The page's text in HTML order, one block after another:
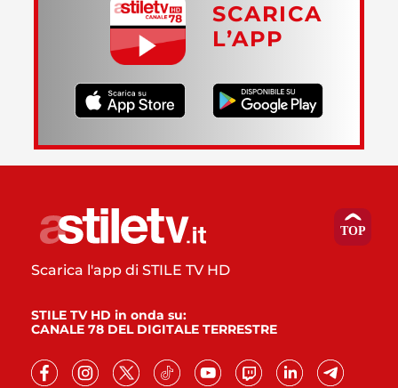
SCARICA
L’APP
Scarica l'app di STILE TV HD
STILE TV HD in onda su:
CANALE 78 DEL DIGITALE TERRESTRE